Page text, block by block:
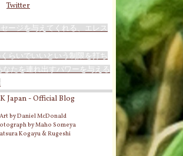
Twitter
ージを与えてくれる、エレス
らいでいいという制限を打ち
たを連れ出すパワーを与える
Japan - Official Blog
by Daniel McDonald
by Maho Someya
Kogayu & Rugeshi